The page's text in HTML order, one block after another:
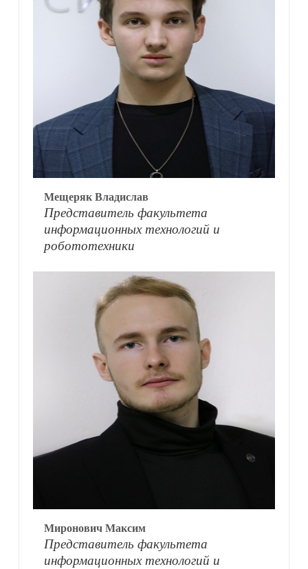
Мещеряк Владислав
Представитель факультета
информационных технологий и
робототехники
Миронович Максим
Представитель факультета
информационных технологий и